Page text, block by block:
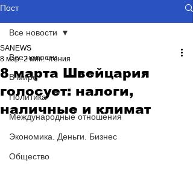
Пост
Все новости
В мире
Политика
Международные отношения
Экономика. Деньги. Бизнес
Общество
Все новости
8 марта Швейцария
голосует: налоги,
наличные и климат
SANEWS
8 мар. 2 мин. чтения